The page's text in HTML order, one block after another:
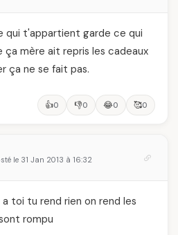
qui t'appartient garde ce qui
mère ait repris les cadeaux
ça ne se fait pas.
👍0 👎0 😂0 🥰0
le 31 Jan 2013 à 16:32
toi tu rend rien on rend les
rompu